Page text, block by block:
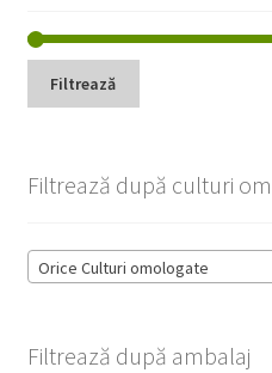
Filtrează
Filtrează după culturi
Orice Culturi omologate
Filtrează după ambalaj